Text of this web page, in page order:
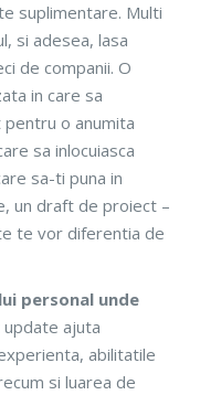
suplimentare. Multi
si adesea, lasa
de companii. O
in care sa
o anumita
sa inlocuiasca
sa-ti puna in
un draft de proiect –
te vor diferentia de
personal unde
update ajuta
abilitatile
si luarea de